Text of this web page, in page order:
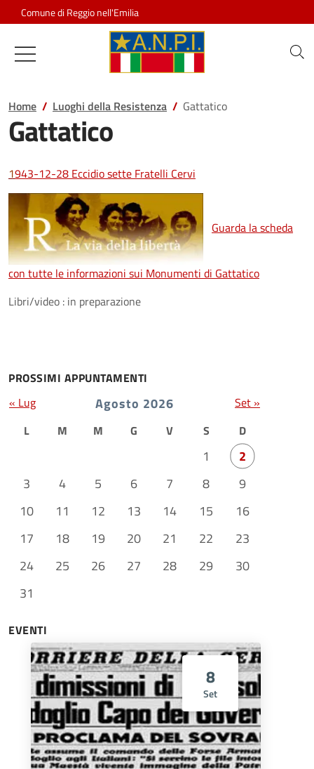
Salta al contenuto
Comune di Reggio nell'Emilia
Associazione Nazionale
Home Luoghi della Resistenza Gattatico
Gattatico
1943-12-28 Eccidio sette Fratelli Cervi
Guarda la scheda
con tutte le informazioni sui Monumenti di Gattatico
Libri/video : in preparazione
PROSSIMI APPUNTAMENTI
Agosto 2026
L M M G V S D
1
2
3
4 5 6 7 8
9
10
11 12 13 14 15
16
17
18 19 20 21 22
23
24
25 26 27 28 29
30
31
« Lug Set »
EVENTI
8
Set